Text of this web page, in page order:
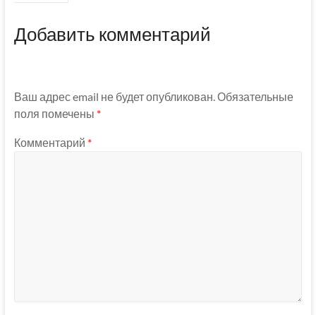
Добавить комментарий
Ваш адрес email не будет опубликован. Обязательные
поля помечены *
Комментарий *